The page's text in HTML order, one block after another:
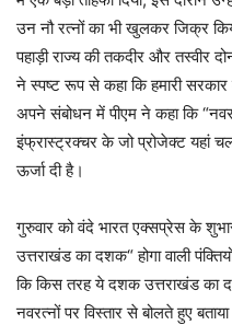
उन नौ रत्नों का भी खुलकर जिक्र
पहाड़ी राज्य की तकदीर और तस्वीर
ने स्पष्ट रूप से कहा कि हमारी सरकार
अपने संबोधन में पीएम ने कहा कि
इंफ्रास्ट्रक्चर के जो प्रोजेक्ट यहां
ऊर्जा दी है।
गुरुवार को वंदे भारत एक्सप्रेस के
उत्तराखंड का दशक“ होगा वाली
कि किस तरह ये दशक उत्तराखंड का
नवरत्नों पर विस्तार से बोलते हुए